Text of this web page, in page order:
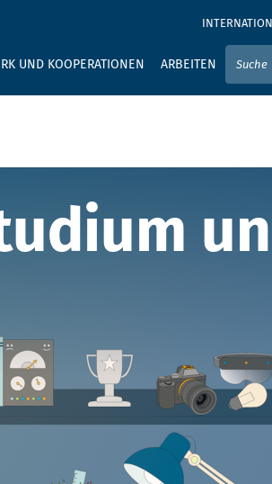
UND KOOPERATIONEN ARBEITEN
GEBEN SIE HIER IHREN
und